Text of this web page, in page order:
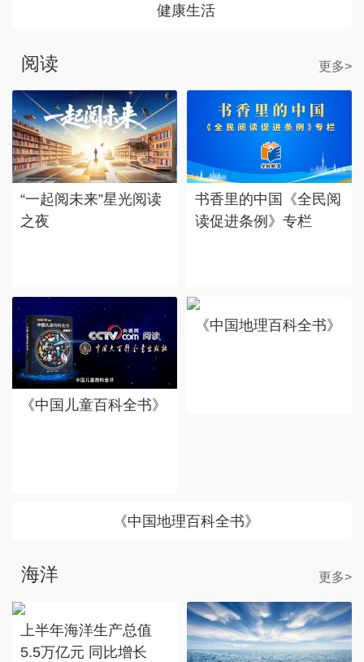
健康生活
阅读 更多>
“一起阅未来”星光阅读
之夜
书香里的中国《全民阅
读促进条例》专栏
《中国儿童百科全书》
《中国地理百科全书》
《中国地理百科全书》
海洋 更多>
上半年海洋生产总值
5.5万亿元 同比增长